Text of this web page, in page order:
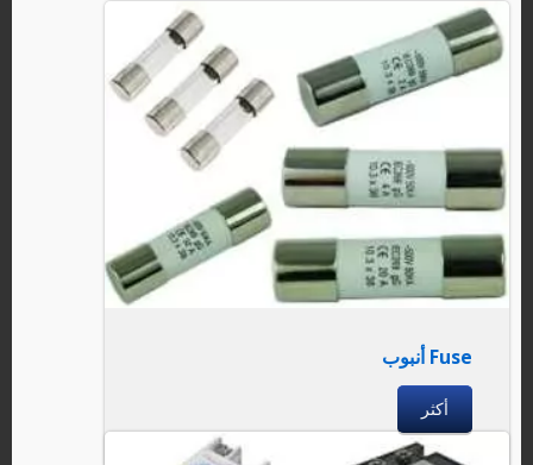
Fuse أنبوب
أكثر